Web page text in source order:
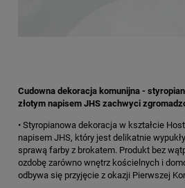
Cudowna dekoracja komunijna -
złotym napisem JHS zachwyci
• Styropianowa dekoracja w kształcie
napisem JHS, który jest delikatnie
sprawą farby z brokatem. Produkt bez
ozdobę zarówno wnętrz kościelnych i
odbywa się przyjęcie z okazji Pierwszej